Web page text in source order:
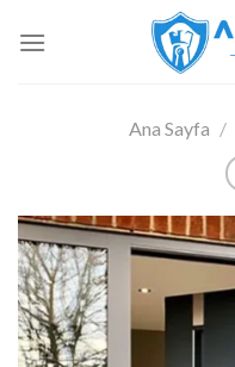
atla
Ana Sayfa /